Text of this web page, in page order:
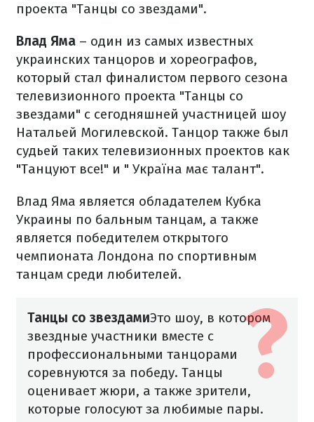
проекта "Танцы со звездами".
Влад Яма – один из самых известных
украинских танцоров и хореографов,
который стал финалистом первого сезона
телевизионного проекта "Танцы со
звездами" с сегодняшней участницей шоу
Натальей Могилевской. Танцор также был
судьей таких телевизионных проектов как
"Танцуют все!" и " Україна має талант".
Влад Яма является обладателем Кубка
Украины по бальным танцам, а также
является победителем открытого
чемпионата Лондона по спортивным
танцам среди любителей.
Танцы со звездамиЭто шоу, в котором
звездные участники вместе с
профессиональными танцорами
соревнуются за победу. Танцы
оценивает жюри, а также зрители,
которые голосуют за любимые пары.